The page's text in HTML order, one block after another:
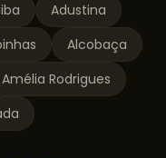
Adustina
Alcobaça
Amélia Rodrigues